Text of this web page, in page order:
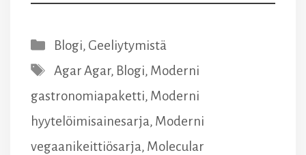
Kategoriat
Blogi, Geeliytymistä
Avainsanat
Agar Agar, Blogi, Moderni
gastronomiapaketti, Moderni
hyytelöimisainesarja, Moderni
vegaanikeittiösarja, Molecular